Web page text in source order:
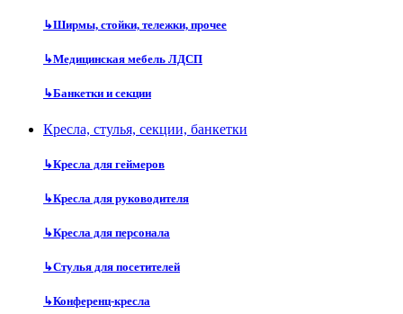
↳Ширмы, стойки, тележки, прочее
↳Медицинская мебель ЛДСП
↳Банкетки и секции
Кресла, стулья, секции, банкетки
↳Кресла для геймеров
↳Кресла для руководителя
↳Кресла для персонала
↳Стулья для посетителей
↳Конференц-кресла